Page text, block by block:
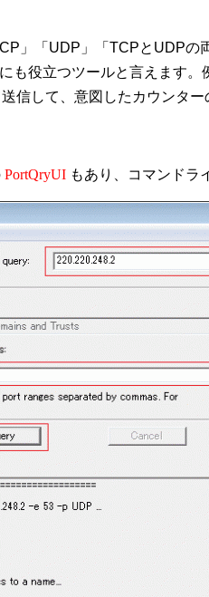
」「UDP」「TCPとUDPの
も役立つツールと言えます。
信して、意図したカウンター
PortQryUI もあり、コマンドラ